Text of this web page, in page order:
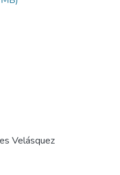
Velásquez